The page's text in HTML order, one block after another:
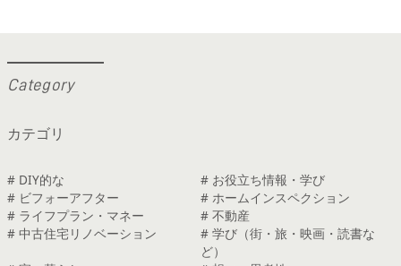
Category
カテゴリ
# DIY的な
# お役立ち情報・学び
# ビフォーアフター
# ホームインスペクション
# ライフプラン・マネー
# 不動産
# 中古住宅リノベーション
# 学び（街・旅・映画・読書な
ど）